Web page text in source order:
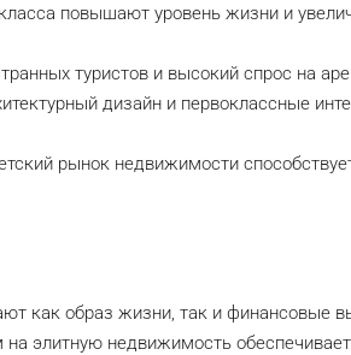
повышают уровень жизни и
туристов и высокий спрос на
дизайн и первоклассные
рынок недвижимости
как образ жизни, так и финансовые
элитную недвижимость